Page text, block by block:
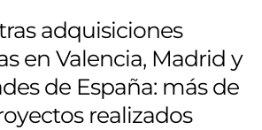
adquisiciones
en Valencia, Madrid y
de España: más de
realizados